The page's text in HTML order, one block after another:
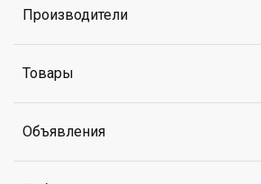
Производители
Товары
Объявления